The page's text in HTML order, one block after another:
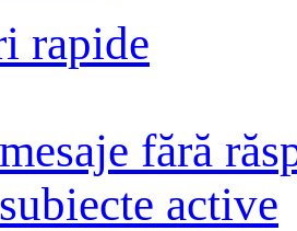
rapide
fără
active